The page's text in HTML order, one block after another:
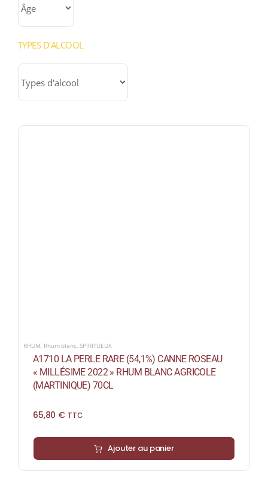
TYPES D’ALCOOL
RHUM, Rhum blanc,SPIRITUEUX
A1710 LA PERLE RARE (54,1%) CANNE ROSEAU
« MILLÉSIME 2022 » RHUM BLANC AGRICOLE
(MARTINIQUE) 70CL
65,80 € TTC
Ajouter au panier